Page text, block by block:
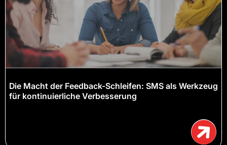
Die Macht der Feedback-Schleifen: SMS als Werkzeug
für kontinuierliche Verbesserung